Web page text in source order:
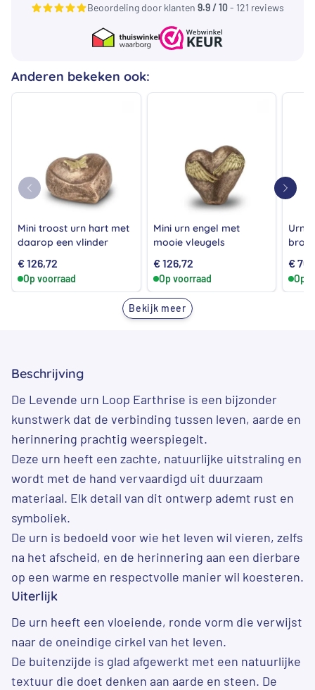
Beoordeling door klanten 9.9 / 10- 121 reviews
Anderen bekeken ook:
Mini troost urn hart met
daarop een vlinder
€126,72
Op voorraad
Mini urn engel met
mooie vleugels
€126,72
Op voorraad
Urn
€
Op
Bekijk meer
Beschrijving
De Levende urn Loop Earthrise is een bijzonder
kunstwerk dat de verbinding tussen leven, aarde en
herinnering prachtig weerspiegelt.
Deze urn heeft een zachte, natuurlijke uitstraling en
wordt met de hand vervaardigd uit duurzaam
materiaal. Elk detail van dit ontwerp ademt rust en
symboliek.
De urn is bedoeld voor wie het leven wil vieren, zelfs
na het afscheid, en de herinnering aan een dierbare
op een warme en respectvolle manier wil koesteren.
Uiterlijk
De urn heeft een vloeiende, ronde vorm die verwijst
naar de oneindige cirkel van het leven.
De buitenzijde is glad afgewerkt met een natuurlijke
textuur die doet denken aan aarde en steen. De